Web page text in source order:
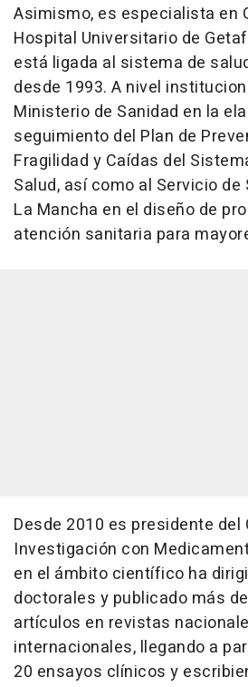
Asimismo, es especialista en
Hospital Universitario de
está ligada al sistema de
desde 1993. A nivel
Ministerio de Sanidad en la
seguimiento del Plan de
Fragilidad y Caídas del
Salud, así como al Servicio de
La Mancha en el diseño de
atención sanitaria para
Desde 2010 es presidente del
Investigación con
en el ámbito científico ha
doctorales y publicado más
artículos en revistas
internacionales, llegando a
20 ensayos clínicos y